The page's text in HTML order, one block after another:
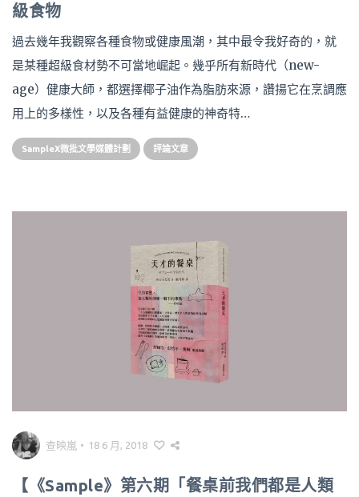
級食物
過去幾年我觀察各種食物或健康風潮，其中最令我好奇的，就
是某種超級食材勢不可當地崛起。幾乎所有新時代（new-
age）健康大師，都選擇椰子油作為脂肪來源，讚揚它在烹調應
用上的多樣性，以及各種有益健康的神奇特…
SampleX微批文學媒體計劃 評論文章
查映嵐 • 18 6 月, 2018
【《Sample》第六期「餐桌前我們都是人類